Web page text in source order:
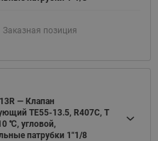
Заказная позиция
— Клапан
TE55-13.5, R407C, T
℃, угловой,
патрубки 1"1/8